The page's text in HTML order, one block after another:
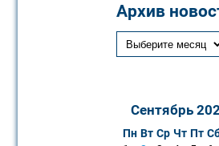
Архив
Сентябрь
Пн Вт Ср Чт Пт